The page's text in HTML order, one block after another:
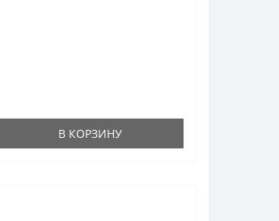
В КОРЗИНУ